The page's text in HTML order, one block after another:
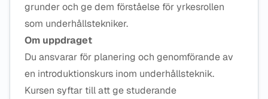
grunder och ge dem förståelse för yrkesrollen
som underhållstekniker.
Om uppdraget
Du ansvarar för planering och genomförande av
en introduktionskurs inom underhållsteknik.
Kursen syftar till att ge studerande